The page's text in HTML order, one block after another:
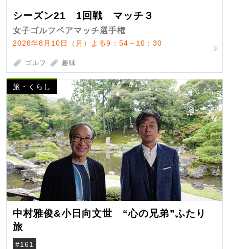
シーズン21 1回戦 マッチ３
女子ゴルフペアマッチ選手権
2026年8月10日（月）よる9：54～10：30
ゴルフ 趣味
旅・くらし
中村雅俊&小日向文世 “心の兄弟”ふたり
旅
#161